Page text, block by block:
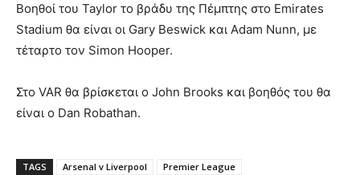
Βοηθοί του Taylor το βράδυ της Πέμπτης στο Emirates
Stadium θα είναι οι Gary Beswick και Adam Nunn, με
τέταρτο τον Simon Hooper.
Στο VAR θα βρίσκεται ο John Brooks και βοηθός του θα
είναι ο Dan Robathan.
TAGS Arsenal v Liverpool Premier League